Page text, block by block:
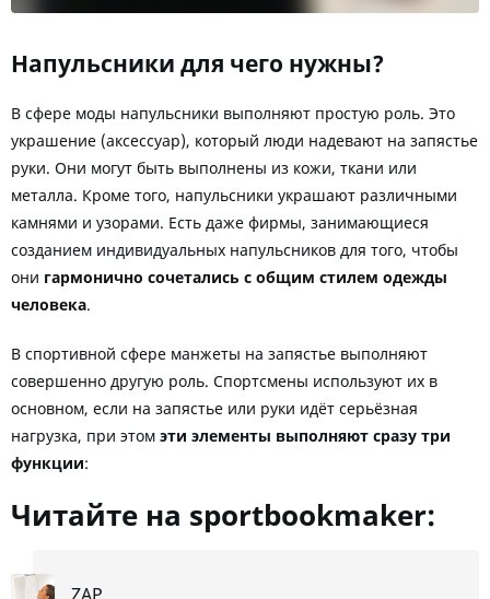
Напульсники для чего нужны?
В сфере моды напульсники выполняют простую роль. Это
украшение (аксессуар), который люди надевают на запястье
руки. Они могут быть выполнены из кожи, ткани или
металла. Кроме того, напульсники украшают различными
камнями и узорами. Есть даже фирмы, занимающиеся
созданием индивидуальных напульсников для того, чтобы
они гармонично сочетались с общим стилем одежды
человека.
В спортивной сфере манжеты на запястье выполняют
совершенно другую роль. Спортсмены используют их в
основном, если на запястье или руки идёт серьёзная
нагрузка, при этомэти элементы выполняют сразу три
функции:
Читайте на sportbookmaker: